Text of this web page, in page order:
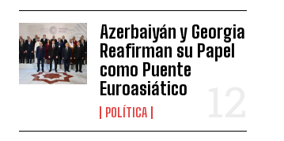
Azerbaiyán y Georgia
Reafirman su Papel
como Puente
Euroasiático
POLÍTICA